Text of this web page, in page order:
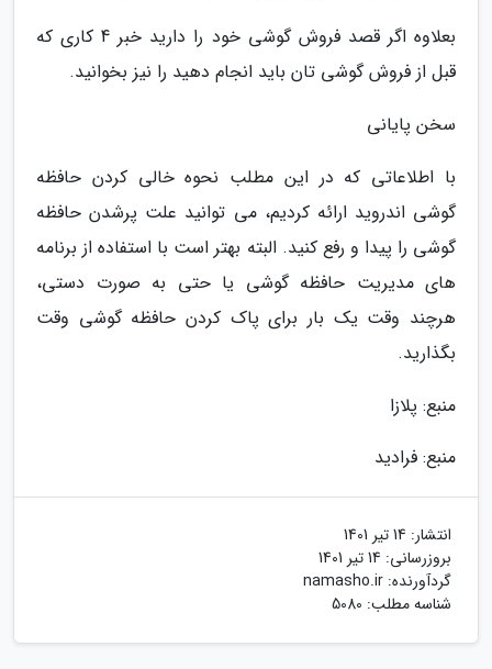
بعلاوه اگر قصد فروش گوشی خود را دارید خبر 4 کاری که
قبل از فروش گوشی تان باید انجام دهید را نیز بخوانید.
سخن پایانی
با اطلاعاتی که در این مطلب نحوه خالی کردن حافظه
گوشی اندروید ارائه کردیم، می توانید علت پرشدن حافظه
گوشی را پیدا و رفع کنید. البته بهتر است با استفاده از برنامه
های مدیریت حافظه گوشی یا حتی به صورت دستی،
هرچند وقت یک بار برای پاک کردن حافظه گوشی وقت
بگذارید.
منبع: پلازا
منبع: فرادید
انتشار: 14 تیر 1401
بروزرسانی: 14 تیر 1401
گردآورنده: namasho.ir
شناسه مطلب: 5080